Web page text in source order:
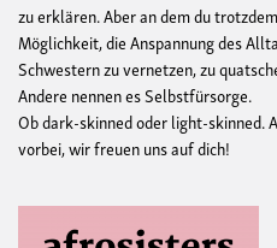
zu erklären. Aber an dem du
Möglichkeit, die Anspannung des
Schwestern zu vernetzen, zu
Andere nennen es Selbstfürsorge.
Ob dark-skinned oder light-skinned.
vorbei, wir freuen uns auf dich!